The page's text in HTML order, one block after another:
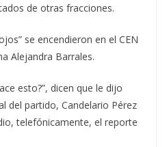
de otras fracciones.
se encendieron en el CEN
Alejandra Barrales.
esto?”, dicen que le dijo
del partido, Candelario Pérez
telefónicamente, el reporte